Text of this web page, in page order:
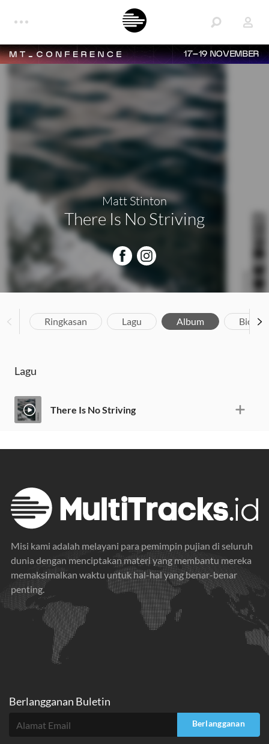
17–19 NOVEMBER
Matt Stinton
There Is No Striving
Ringkasan Lagu Album
Lagu
There Is No Striving
Misi kami adalah melayani para pemimpin pujian di seluruh
dunia dengan menciptakan materi yang membantu mereka
memaksimalkan waktu untuk hal-hal yang benar-benar
penting.
Berlangganan Buletin
Berlangganan